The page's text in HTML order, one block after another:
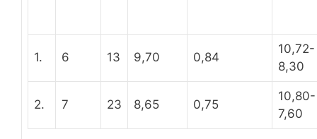
1. 6 13 9,70 0,84
10,72-
8,30
2. 7 23 8,65 0,75
10,80-
7,60